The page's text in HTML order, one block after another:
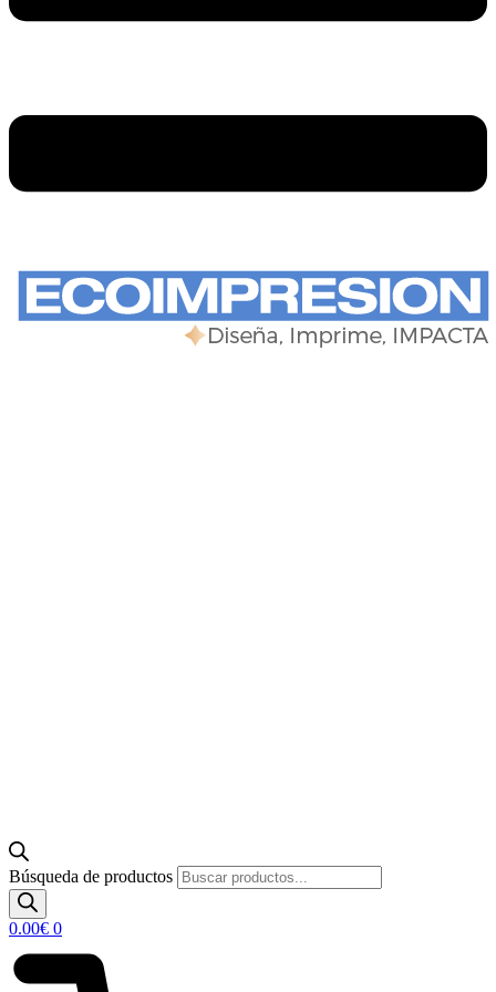
Búsqueda de productos
0.00€ 0